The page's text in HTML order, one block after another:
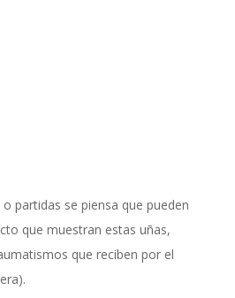
partidas se piensa que pueden
que muestran estas uñas,
que reciben por el